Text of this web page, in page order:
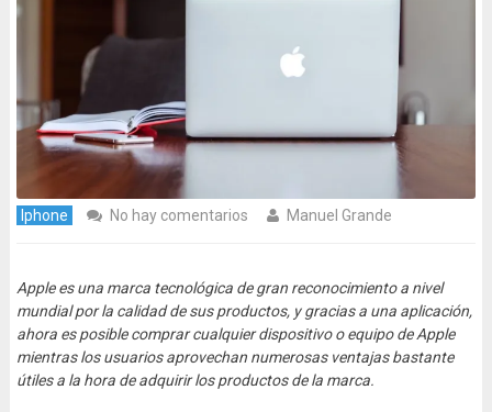
Iphone No hay comentarios Manuel Grande
Apple es una marca tecnológica de gran reconocimiento a nivel
mundial por la calidad de sus productos, y gracias a una aplicación,
ahora es posible comprar cualquier dispositivo o equipo de Apple
mientras los usuarios aprovechan numerosas ventajas bastante
útiles a la hora de adquirir los productos de la marca.